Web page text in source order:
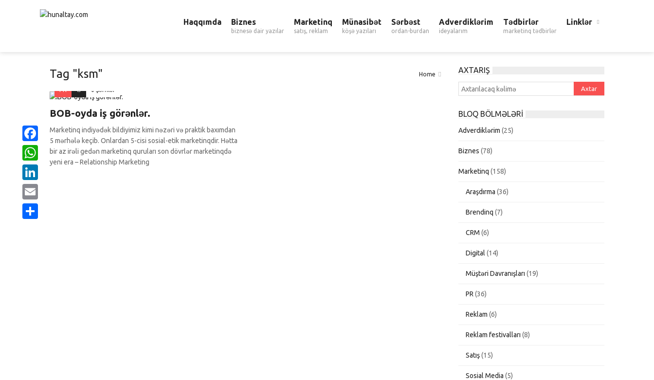
Haqqımda Biznes
biznesə dair yazılar
Marketinq
satış, reklam
Münasibət
köşə yazıları
Sərbəst
ordan-burdan
Adverdiklərim
ideyalarım
Tədbirlər
marketinq tədbirlər
Linklər
Tag "ksm" Home
PR 0 Şərhlər
BOB-oyda iş görənlər.
Marketinq indiyədək bildiyimiz kimi nəzəri və praktik baxımdan
5 mərhələ keçib. Onlardan 5-cisi sosial-etik marketinqdir. Hətta
bir az irəli gedən marketinq quruları son dövrlər marketinqdə
yeni era – Relationship Marketing
Facebook
WhatsApp
LinkedIn
Email
AXTARIŞ
BLOQ BÖLMƏLƏRI
Adverdiklərim (25)
Biznes (78)
Marketinq (158)
Araşdırma (36)
Brendinq (7)
CRM (6)
Digital (14)
Müştəri Davranışları (19)
PR (36)
Reklam (6)
Reklam festivalları (8)
Satış(15)
Sosial Media (5)